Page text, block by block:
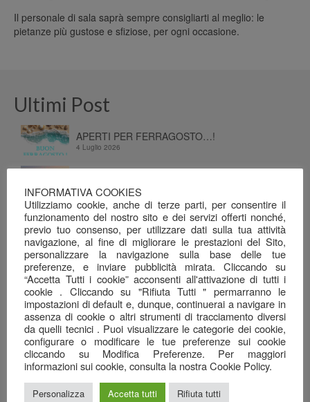
Il personale di sala saprà sempre consigliarti al meglio: le
pietanze più gustose e sfiziose, per ogni occasione.
Ultimi Post
APERTI PER FERRAGOSTO…!
4 Luglio 2026
4 Luglio 2026
Dalla terra e dal mare, alla tavola…
26 Giugno 2026
Una serata ben riuscita…
22 Giugno 2026
Il mare nel calice…
7 Giugno 2026
Anagrafica
Ristorante Pizzeria
SAN GREGORIO srl
INFORMATIVA COOKIES
Utilizziamo cookie, anche di terze parti, per consentire il
funzionamento del nostro sito e dei servizi offerti nonché,
previo tuo consenso, per utilizzare dati sulla tua attività
navigazione, al fine di migliorare le prestazioni del Sito,
personalizzare la navigazione sulla base delle tue
preferenze, e inviare pubblicità mirata. Cliccando su
“Accetta Tutti i cookie” acconsenti all'attivazione di tutti i
cookie . Cliccando su "Rifiuta Tutti " permarranno le
impostazioni di default e, dunque, continuerai a navigare in
assenza di cookie o altri strumenti di tracciamento diversi
da quelli tecnici . Puoi visualizzare le categorie dei cookie,
configurare o modificare le tue preferenze sui cookie
cliccando su Modifica Preferenze. Per maggiori
informazioni sui cookie, consulta la nostra Cookie Policy.
Personalizza Accetta tutti Rifiuta tutti